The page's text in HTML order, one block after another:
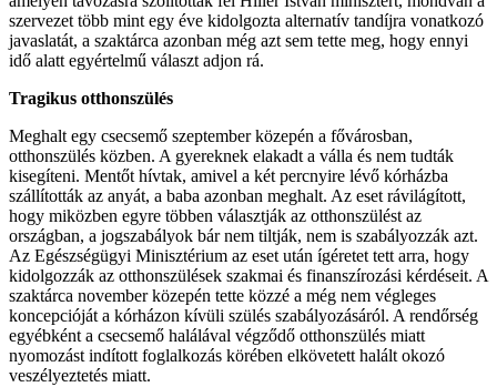
szervezet több mint egy éve kidolgozta alternatív tandíjra vonatkozó
javaslatát, a szaktárca azonban még azt sem tette meg, hogy ennyi
idő alatt egyértelmű választ adjon rá.
Tragikus otthonszülés
Meghalt egy csecsemő szeptember közepén a fővárosban,
otthonszülés közben. A gyereknek elakadt a válla és nem tudták
kisegíteni. Mentőt hívtak, amivel a két percnyire lévő kórházba
szállították az anyát, a baba azonban meghalt. Az eset rávilágított,
hogy miközben egyre többen választják az otthonszülést az
országban, a jogszabályok bár nem tiltják, nem is szabályozzák azt.
Az Egészségügyi Minisztérium az eset után ígéretet tett arra, hogy
kidolgozzák az otthonszülések szakmai és finanszírozási kérdéseit. A
szaktárca november közepén tette közzé a még nem végleges
koncepcióját a kórházon kívüli szülés szabályozásáról. A rendőrség
egyébként a csecsemő halálával végződő otthonszülés miatt
nyomozást indított foglalkozás körében elkövetett halált okozó
veszélyeztetés miatt.